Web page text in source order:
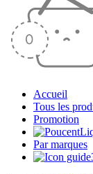
Accueil
Tous les
Promotion
Par marques